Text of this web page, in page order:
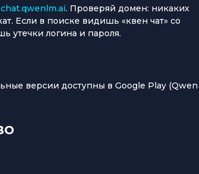
chat.qwenlm.ai. Проверяй домен: никаких
Если в поиске видишь «квен чат» со
утечки логина и пароля.
версии доступны в Google Play (Qwen